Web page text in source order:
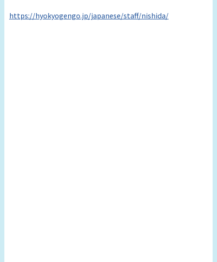
https://hyokyogengo.jp/japanese/staff/nishida/